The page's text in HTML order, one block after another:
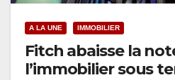
A LA UNE IMMOBILIER
Fitch abaisse la
l’immobilier sous